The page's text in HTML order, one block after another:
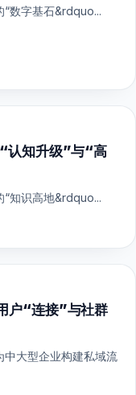
数字基石&rdquo...
认知升级”与“高
知识高地&rdquo...
户“连接”与社群
中大型企业构建私域流